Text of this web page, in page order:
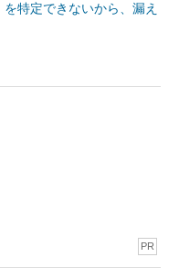
特定できないから、漏え
PR